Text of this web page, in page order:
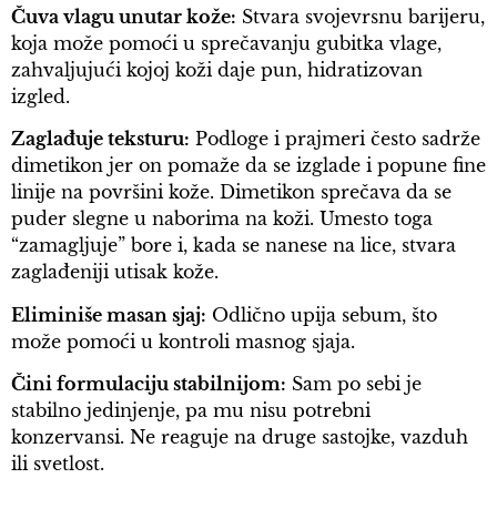
Čuva vlagu unutar kože: Stvara svojevrsnu barijeru,
koja može pomoći u sprečavanju gubitka vlage,
zahvaljujući kojoj koži daje pun, hidratizovan
izgled.
Zaglađuje teksturu: Podloge i prajmeri često sadrže
dimetikon jer on pomaže da se izglade i popune fine
linije na površini kože. Dimetikon sprečava da se
puder slegne u naborima na koži. Umesto toga
“zamagljuje” bore i, kada se nanese na lice, stvara
zaglađeniji utisak kože.
Eliminiše masan sjaj: Odlično upija sebum, što
može pomoći u kontroli masnog sjaja.
Čini formulaciju stabilnijom: Sam po sebi je
stabilno jedinjenje, pa mu nisu potrebni
konzervansi. Ne reaguje na druge sastojke, vazduh
ili svetlost.